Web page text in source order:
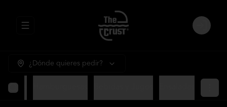
Abrir menu de navegación Login
¿Dónde quieres pedir?